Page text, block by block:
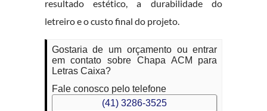
resultado estético, a durabilidade do
letreiro e o custo final do projeto.
Gostaria de um orçamento ou entrar
em contato sobre Chapa ACM para
Letras Caixa?
Fale conosco pelo telefone
(41) 3286-3525